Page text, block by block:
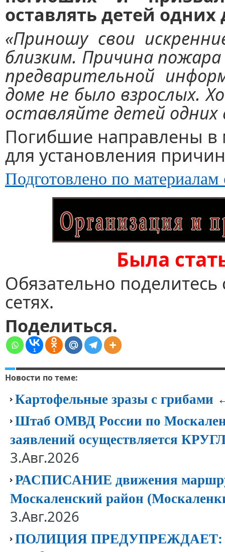
оставлять детей одних
«Приношу свои
близким. Причина
предварительной
доме не было взрослых.
оставляйте детей
Погибшие направлены в
для установления
Подготовлено по
Была
Обязательно
сетях.
Поделиться.
1 1
Новости по теме:
Картофельные зразы с грибами
Штаб ОМВД России по
заявлений осуществляется
3.Авг.2026
РАСПИСАНИЕ движения
Москаленский район
3.Авг.2026
ПОЛИЦИЯ